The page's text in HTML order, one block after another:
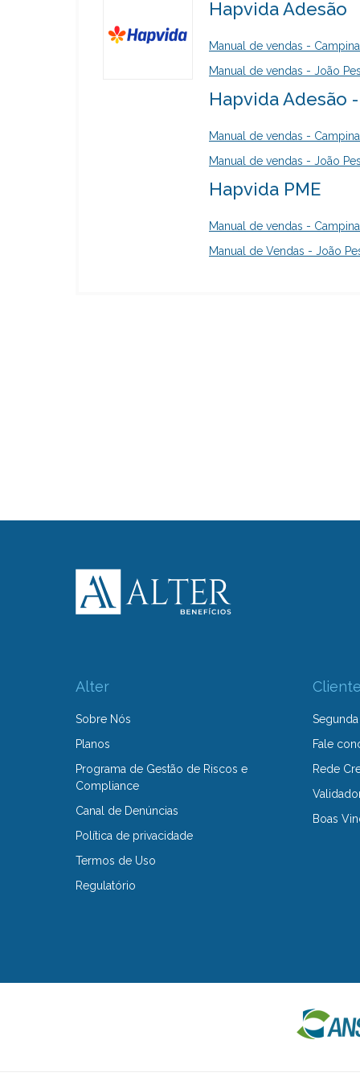
Hapvida Adesão
Manual de vendas -
Manual de vendas - João
Hapvida Adesão
Manual de vendas -
Manual de vendas - João
Hapvida PME
Manual de vendas -
Manual de Vendas - João
Alter
Sobre Nós
Planos
Programa de Gestão de Riscos e
Compliance
Canal de Denúncias
Política de privacidade
Termos de Uso
Regulatório
Fale
Rede
Boas